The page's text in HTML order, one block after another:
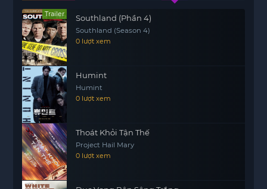
Trailer Southland (Phần 4)
Southland (Season 4)
0 lượt xem
Humint
Humint
0 lượt xem
Thoát Khỏi Tận Thế
Project Hail Mary
0 lượt xem